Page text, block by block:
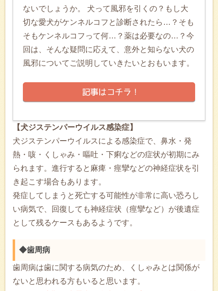
ないでしょうか。 犬って風邪を引くの？もし大
切な愛犬がケンネルコフと診断されたら…？そも
そもケンネルコフって何…？薬は必要なの…？今
回は、そんな疑問に応えて、意外と知らない犬の
風邪についてご説明していきたいとおもいます。
【犬ジステンパーウイルス感染症】
犬ジステンパーウイルスによる感染症で、鼻水・発
熱・咳・くしゃみ・嘔吐・下痢などの症状が初期にみ
られます。進行すると麻痺・痙攣などの神経症状を引
き起こす場合もあります。
発症してしまうと死亡する可能性が非常に高い恐ろし
い病気で、回復しても神経症状（痙攣など）が後遺症
として残るケースもあるようです。
◆歯周病
歯周病は歯に関する病気のため、くしゃみとは関係が
ないと思われる方もいると思います。